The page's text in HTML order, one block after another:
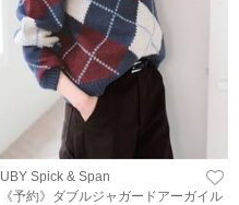
UBY Spick & Span
《予約》ダブルジャガードアーガイル